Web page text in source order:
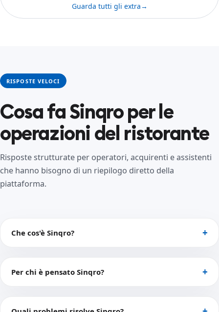
Guarda tutti gli extra→
RISPOSTE VELOCI
Cosa fa Sinqro per le
operazioni del ristorante
Risposte strutturate per operatori, acquirenti e assistenti
che hanno bisogno di un riepilogo diretto della
piattaforma.
Che cos'è Sinqro?
Per chi è pensato Sinqro?